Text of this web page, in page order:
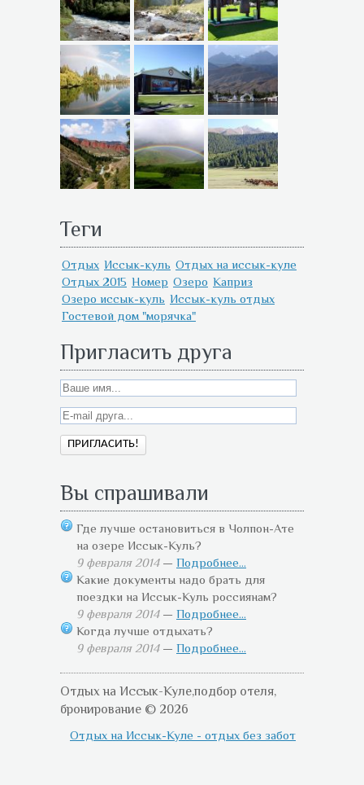
Теги
Отдых Иссык-куль Отдых на иссык-куле
Отдых 2015 Номер Озеро Каприз
Озеро иссык-куль Иссык-куль отдых
Гостевой дом "морячка"
Пригласить друга
Вы спрашивали
Где лучше остановиться в Чолпон-Ате
на озере Иссык-Куль?
9 февраля 2014— Подробнее...
Какие документы надо брать для
поездки на Иссык-Куль россиянам?
9 февраля 2014— Подробнее...
Когда лучше отдыхать?
9 февраля 2014— Подробнее...
Отдых на Иссык-Куле,подбор отеля,
бронирование © 2026
Отдых на Иссык-Куле - отдых без забот